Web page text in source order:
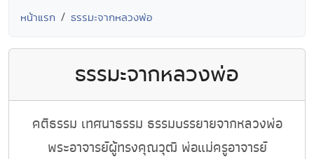
หน้าแรก ธรรมะจากหลวงพ่อ
ธรรมะจากหลวงพ่อ
คติธรรม เทศนาธรรม ธรรมบรรยายจากหลวงพ่อ
พระอาจารย์ผู้ทรงคุณวุฒิ พ่อแม่ครูอาจารย์